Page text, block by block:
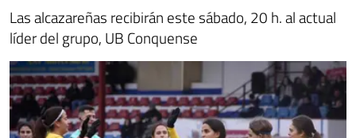
Las alcazareñas recibirán este sábado, 20 h. al actual
líder del grupo, UB Conquense